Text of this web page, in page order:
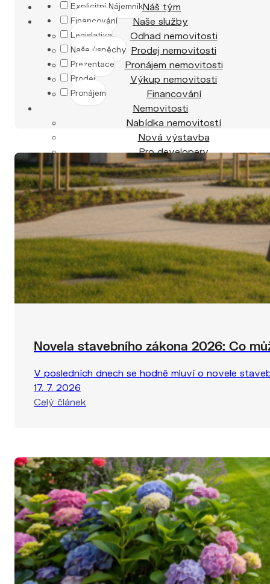
Náš tým
Naše služby
Odhad nemovitosti
Prodej nemovitosti
Pronájem nemovitosti
Výkup nemovitosti
Financování
Nemovitosti
Nabídka nemovitostí
Nová výstavba
Pro developery
Reference
Blog
Kontakt
Explicitní Nájemník
Financování
Legislativa
Naše úspěchy
Prezentace
Prodej
Pronájem
Novela stavebního zákona 2026: Co
V posledních dnech se hodně mluví o novele
17. 7. 2026
Celý článek